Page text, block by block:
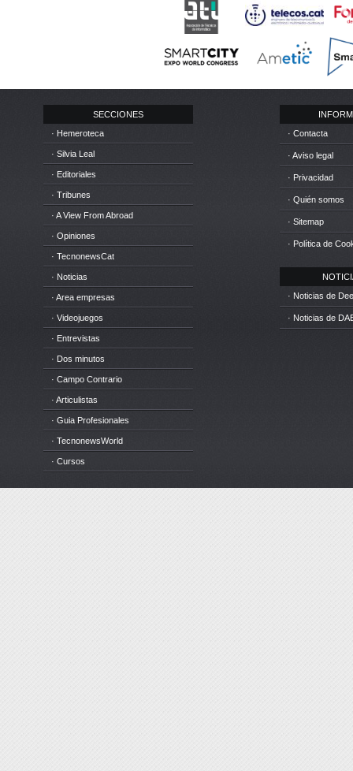
SECCIONES
· Hemeroteca
· Silvia Leal
· Editoriales
· Tribunes
· A View From Abroad
· Opiniones
· TecnonewsCat
· Noticias
· Area empresas
· Videojuegos
· Entrevistas
· Dos minutos
· Campo Contrario
· Articulistas
· Guia Profesionales
· TecnonewsWorld
· Cursos
· Contacta
· Aviso legal
· Privacidad
· Quién somos
· Sitemap
· Política de
· Noticias de
· Noticias de